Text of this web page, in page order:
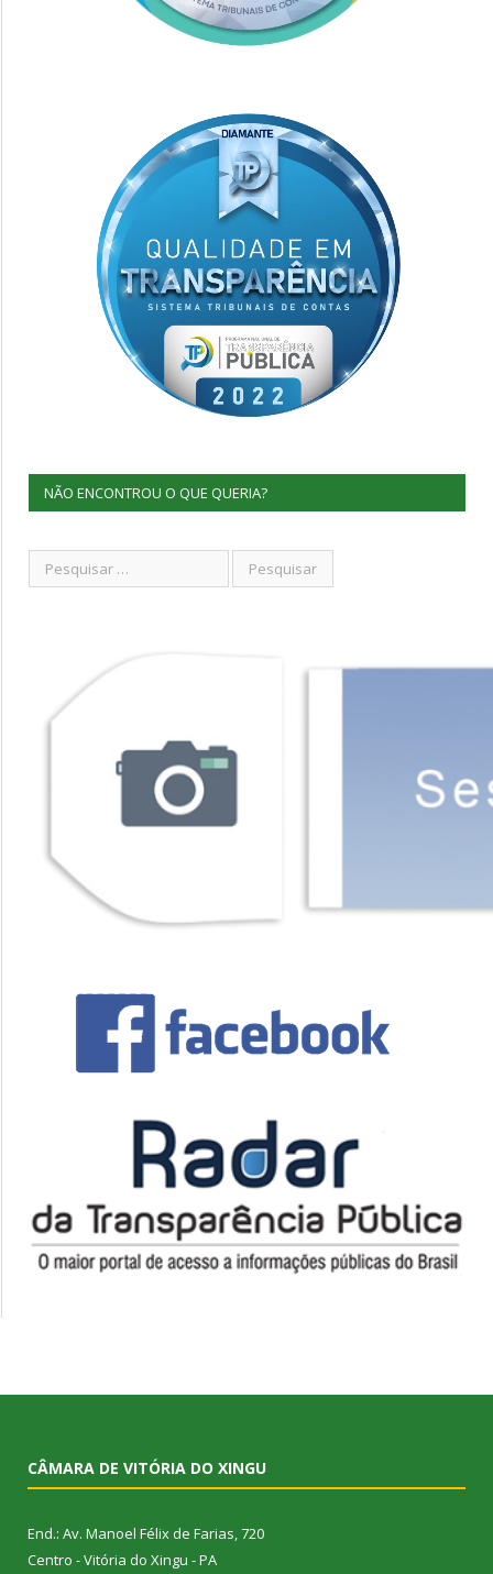
NÃO ENCONTROU O QUE QUERIA?
CÂMARA DE VITÓRIA DO XINGU
End.: Av. Manoel Félix de Farias, 720
Centro - Vitória do Xingu - PA